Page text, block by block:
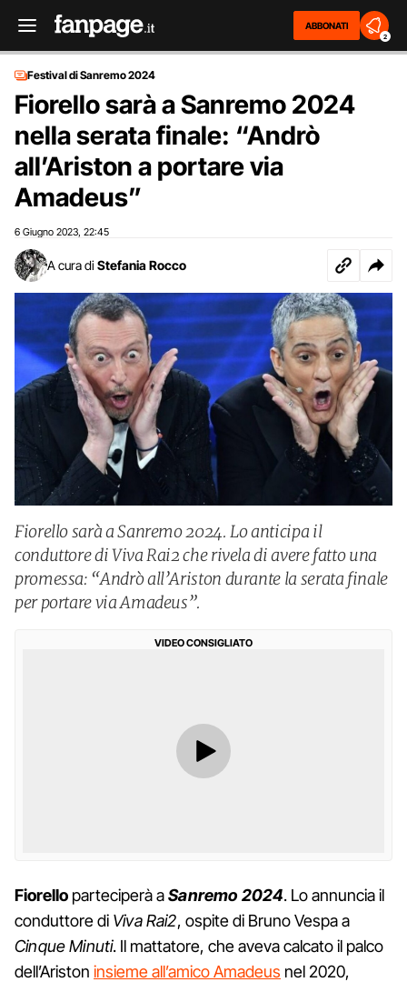
ABBONATI
2
Festival di Sanremo 2024
Fiorello sarà a Sanremo 2024
nella serata finale: “Andrò
all’Ariston a portare via
Amadeus”
6 Giugno 2023 22:45
A cura di Stefania Rocco
Fiorello sarà a Sanremo 2024. Lo anticipa il
conduttore di Viva Rai2 che rivela di avere fatto una
promessa: “Andrò all’Ariston durante la serata finale
per portare via Amadeus”.
VIDEO CONSIGLIATO
Fiorello parteciperà aSanremo 2024. Lo annuncia il
conduttore di Viva Rai2, ospite di Bruno Vespa a
Cinque Minuti. Il mattatore, che aveva calcato il palco
dell’Ariston insieme all’amico Amadeus nel 2020,